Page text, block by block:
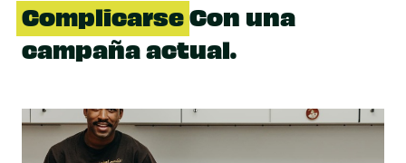
ComplicarseCon una
campaña actual.